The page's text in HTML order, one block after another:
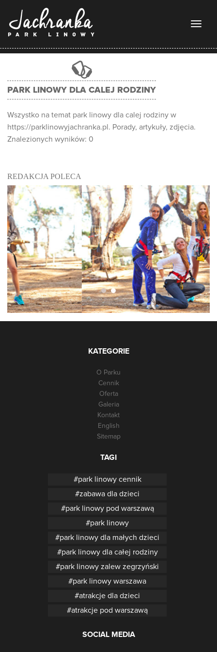
PARK LINOWY DLA CALEJ RODZINY
Wszystko na temat park linowy dla calej rodziny w
https://parklinowyjachranka.pl. Porady, artykuły, zdjęcia.
Znalezionych wyników: 0
REDAKCJA POLECA
KATEGORIE
O Parku
Cennik
Oferta
Galeria
Kontakt
English
Sitemap
TAGI
park linowy cennik
zabawa dla dzieci
park linowy pod warszawą
park linowy
park linowy dla małych dzieci
park linowy dla całej rodziny
park linowy zalew zegrzyński
park linowy warszawa
atrakcje dla dzieci
atrakcje pod warszawą
SOCIAL MEDIA